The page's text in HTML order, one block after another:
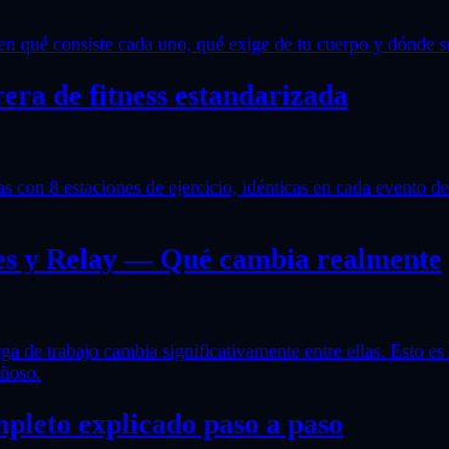
consiste cada uno, qué exige de tu cuerpo y dónde
de fitness estandarizada
con 8 estaciones de ejercicio, idénticas en cada
y Relay — Qué cambia realmente
de trabajo cambia significativamente entre ellas. Esto
explicado paso a paso